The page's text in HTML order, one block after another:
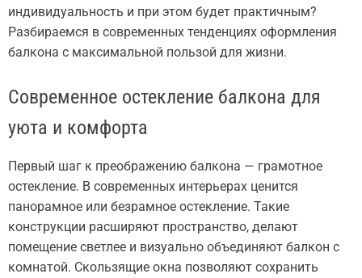
индивидуальность и при этом будет практичным?
Разбираемся в современных тенденциях оформления
балкона с максимальной пользой для жизни.
Современное остекление балкона для
уюта и комфорта
Первый шаг к преображению балкона — грамотное
остекление. В современных интерьерах ценится
панорамное или безрамное остекление. Такие
конструкции расширяют пространство, делают
помещение светлее и визуально объединяют балкон с
комнатой. Скользящие окна позволяют сохранить